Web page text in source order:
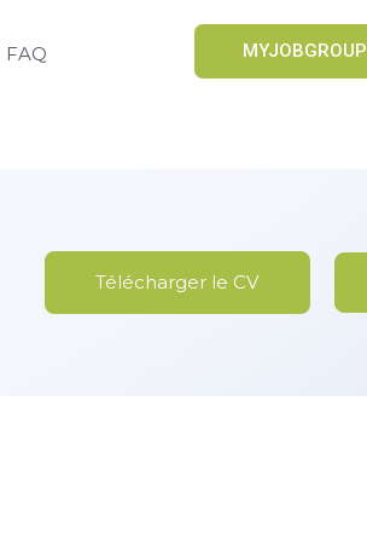
FAQ MYJOBGROUP
Télécharger le CV